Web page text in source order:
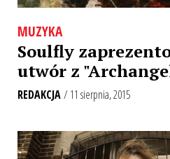
MUZYKA
Soulfly
utwór z
REDAKCJA/ 11 sierpnia, 2015